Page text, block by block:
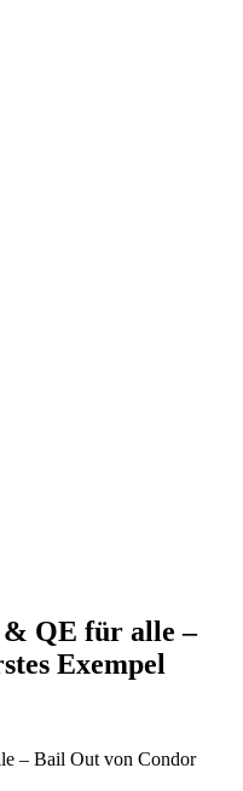
QE für alle –
Exempel